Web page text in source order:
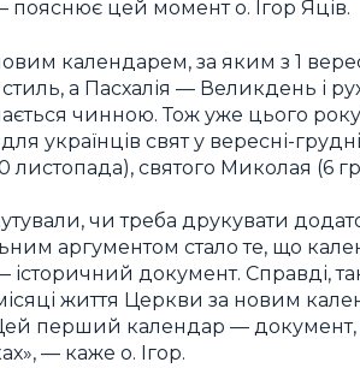
пояснює цей момент о. Ігор Яців.
календарем, за яким з 1
а Пасхалія — Великдень і
чинною. Тож уже цього
українців свят у вересні-
листопада), святого Миколая (6
чи треба друкувати
аргументом стало те, що
документ. Справді,
життя Церкви за новим
перший календар — документ,
— каже о. Ігор.